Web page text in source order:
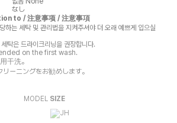
なし
to / 注意事项 / 注意事項
하는 세탁 및 관리법을 지켜주셔야 더 오래 예쁘게 입으실
탁은 드라이크리닝을 권장합니다.
on the first wash.
干洗。
ーニングをお勧めします。
MODEL SIZE